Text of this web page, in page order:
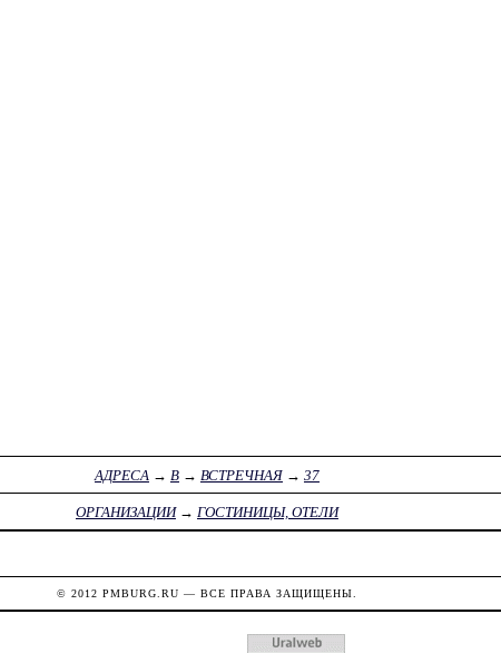
АДРЕСА → В→ ВСТРЕЧНАЯ→ 37
ОРГАНИЗАЦИИ→ ГОСТИНИЦЫ, ОТЕЛИ
© 2012 PMBURG.RU — ВСЕ ПРАВА ЗАЩИЩЕНЫ.